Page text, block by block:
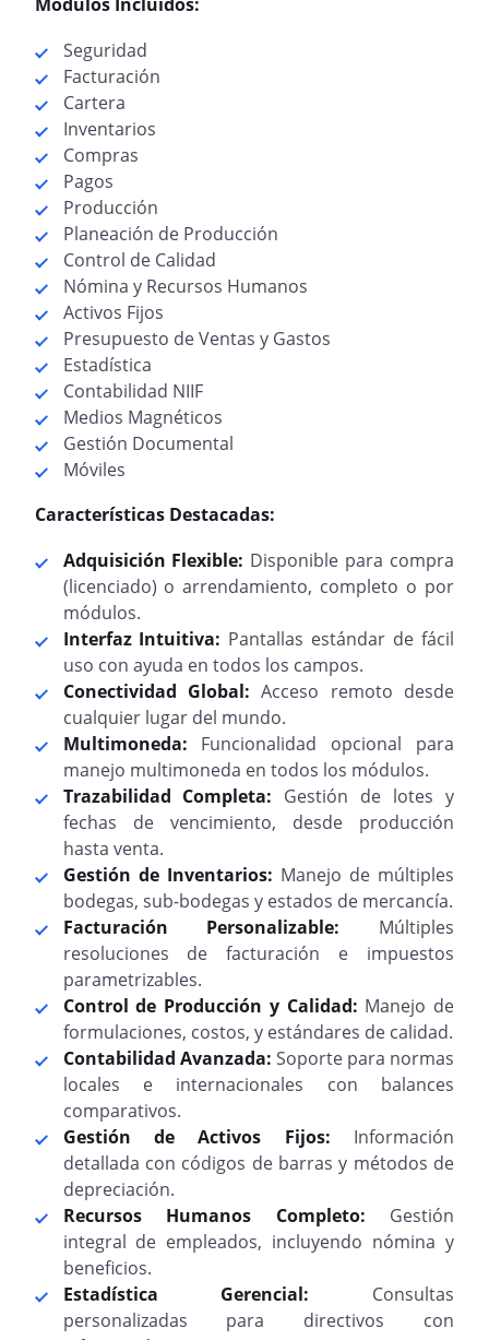
Seguridad
Facturación
Cartera
Inventarios
Compras
Pagos
Producción
Planeación de Producción
Control de Calidad
Nómina y Recursos Humanos
Activos Fijos
Presupuesto de Ventas y Gastos
Estadística
Contabilidad NIIF
Medios Magnéticos
Gestión Documental
Móviles
Características Destacadas:
Adquisición Flexible: Disponible para compra
(licenciado) o arrendamiento, completo o por
módulos.
Interfaz Intuitiva: Pantallas estándar de fácil
uso con ayuda en todos los campos.
Conectividad Global: Acceso remoto desde
cualquier lugar del mundo.
Multimoneda: Funcionalidad opcional para
manejo multimoneda en todos los módulos.
Trazabilidad Completa: Gestión de lotes y
fechas de vencimiento, desde producción
hasta venta.
Gestión de Inventarios: Manejo de múltiples
bodegas, sub-bodegas y estados de mercancía.
Facturación Personalizable: Múltiples
resoluciones de facturación e impuestos
parametrizables.
Control de Producción y Calidad: Manejo de
formulaciones, costos, y estándares de calidad.
Contabilidad Avanzada: Soporte para normas
locales e internacionales con balances
comparativos.
Gestión de Activos Fijos: Información
detallada con códigos de barras y métodos de
depreciación.
Recursos Humanos Completo: Gestión
integral de empleados, incluyendo nómina y
beneficios.
Estadística Gerencial: Consultas
personalizadas para directivos con